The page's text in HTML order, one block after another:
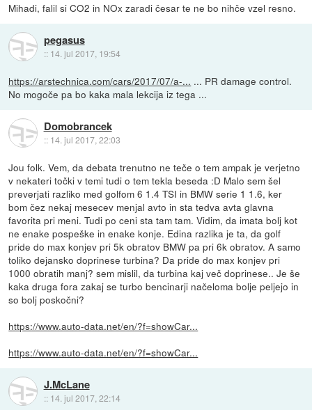
Mihadi, falil si CO2 in NOx zaradi česar te ne bo nihče vzel resno.
pegasus
:: 14. jul 2017, 19:54
https://arstechnica.com/cars/2017/07/a-... ... PR damage control.
No mogoče pa bo kaka mala lekcija iz tega ...
Domobrancek
:: 14. jul 2017, 22:03
Jou folk. Vem, da debata trenutno ne teče o tem ampak je verjetno
v nekateri točki v temi tudi o tem tekla beseda :D Malo sem šel
preverjati razliko med golfom 6 1.4 TSI in BMW serie 1 1.6, ker
bom čez nekaj mesecev menjal avto in sta tedva avta glavna
favorita pri meni. Tudi po ceni sta tam tam. Vidim, da imata bolj kot
ne enake pospeške in enake konje. Edina razlika je ta, da golf
pride do max konjev pri 5k obratov BMW pa pri 6k obratov. A samo
toliko dejansko doprinese turbina? Da pride do max konjev pri
1000 obratih manj? sem mislil, da turbina kaj več doprinese.. Je še
kaka druga fora zakaj se turbo bencinarji načeloma bolje peljejo in
so bolj poskočni?
https://www.auto-data.net/en/?f=showCar...
https://www.auto-data.net/en/?f=showCar...
J.McLane
:: 14. jul 2017, 22:14